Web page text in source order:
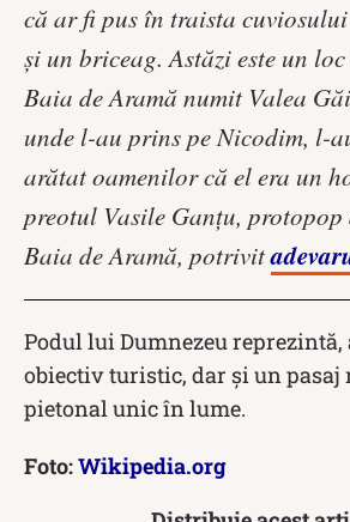
că ar fi pus în traista
şi un briceag. Astăzi este un
Baia de Aramă numit Valea
unde l-au prins pe Nicodim, l-
arătat oamenilor că el era un
preotul Vasile Ganţu,
Baia de Aramă, potrivit
Podul lui Dumnezeu reprezintă,
obiectiv turistic, dar și un pasaj
pietonal unic în lume.
Foto:Wikipedia.org